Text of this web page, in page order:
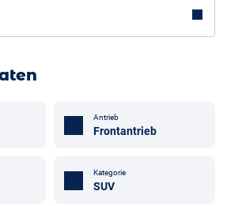
Antrieb
Frontantrieb
Kategorie
SUV